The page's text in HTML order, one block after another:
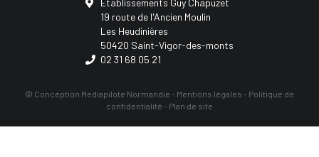
19 route de l'Ancien Moulin
Les Heudinières
50420 Saint-Vigor-des-monts
02 31 68 05 21
© Conception Mediapilote Normandie - Mentions légales - Politique de
confidentialité - Plan de site